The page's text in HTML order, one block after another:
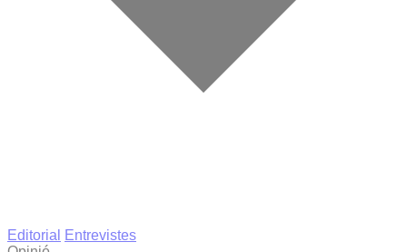
Editorial
Entrevistes